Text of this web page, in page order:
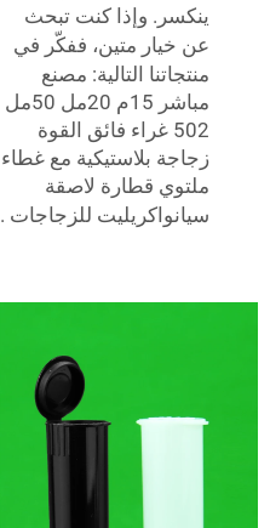
ينكسر. وإذا كنت تبحث
عن خيار متين، ففكّر في
منتجاتنا التالية: مصنع
مباشر 15م 20مل 50مل
502 غراء فائق القوة
زجاجة بلاستيكية مع غطاء
ملتوي قطارة لاصقة
سيانواكريليت للزجاجات .